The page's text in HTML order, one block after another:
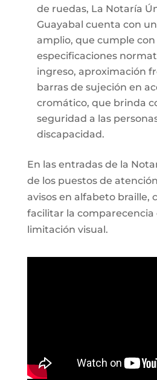
de ruedas, La Notaría
Guayabal cuenta con
amplio, que cumple con
especificaciones
ingreso, aproximación
barras de sujeción en
cromático, que brinda
seguridad a las
discapacidad.
En las entradas de la
de los puestos de
avisos en alfabeto braille,
facilitar la comparecencia
limitación visual.